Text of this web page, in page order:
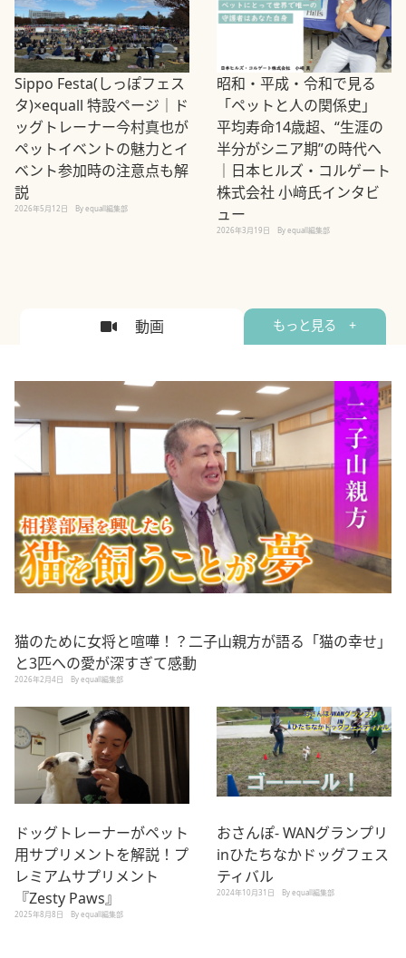
Sippo Festa(しっぽフェス
タ)×equall 特設ページ｜ド
ッグトレーナー今村真也が
ペットイベントの魅力とイ
ベント参加時の注意点も解
説
2026年5月12日 By equall編集部
昭和・平成・令和で見る
「ペットと人の関係史」
平均寿命14歳超、“生涯の
半分がシニア期”の時代へ
｜日本ヒルズ・コルゲート
株式会社 小﨑氏インタビ
ュー
2026年3月19日 By equall編集部
動画 もっと見る +
猫のために女将と喧嘩！？二子山親方が語る「猫の幸せ」
と3匹への愛が深すぎて感動
2026年2月4日 By equall編集部
ドッグトレーナーがペット
用サプリメントを解説！プ
レミアムサプリメント
『Zesty Paws』
2025年8月8日 By equall編集部
おさんぽ- WANグランプリ
inひたちなかドッグフェス
ティバル
2024年10月31日 By equall編集部